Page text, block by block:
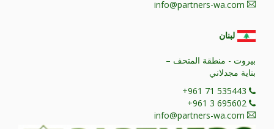
info@partners-wa.com
لبنان
بيروت - منطقة المتحف –
بناية مجدلاني
+961 71 535443
+961 3 695602
info@partners-wa.com